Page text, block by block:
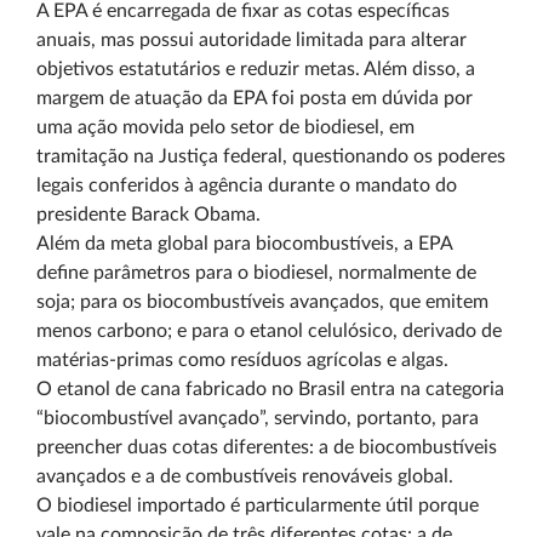
A EPA é encarregada de fixar as cotas específicas
anuais, mas possui autoridade limitada para alterar
objetivos estatutários e reduzir metas. Além disso, a
margem de atuação da EPA foi posta em dúvida por
uma ação movida pelo setor de biodiesel, em
tramitação na Justiça federal, questionando os poderes
legais conferidos à agência durante o mandato do
presidente Barack Obama.
Além da meta global para biocombustíveis, a EPA
define parâmetros para o biodiesel, normalmente de
soja; para os biocombustíveis avançados, que emitem
menos carbono; e para o etanol celulósico, derivado de
matérias-primas como resíduos agrícolas e algas.
O etanol de cana fabricado no Brasil entra na categoria
“biocombustível avançado”, servindo, portanto, para
preencher duas cotas diferentes: a de biocombustíveis
avançados e a de combustíveis renováveis global.
O biodiesel importado é particularmente útil porque